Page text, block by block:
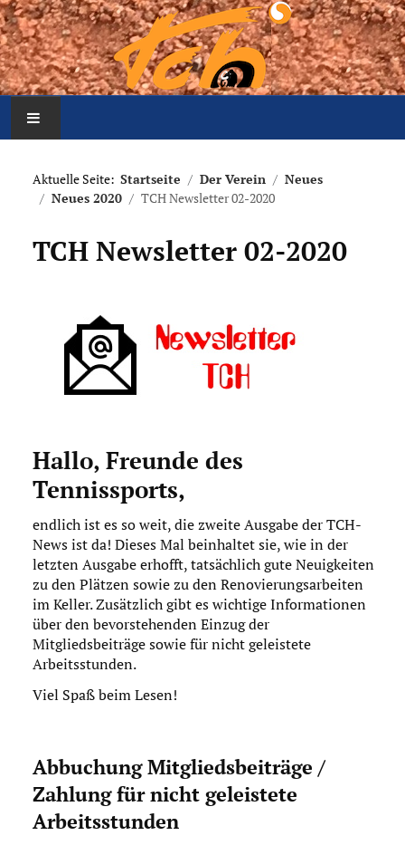
Aktuelles
Mannschaften
Platzbelegung
Meldung Arbeitseinsatz
Impressum
Datenschutz
Aktuelle Seite: Startseite Der Verein
Neues
Neues 2020
TCH Newsletter 02-2020
TCH Newsletter 02-2020
Hallo, Freunde des
Tennissports,
endlich ist es so weit, die zweite Ausgabe der TCH-
News ist da! Dieses Mal beinhaltet sie, wie in der
letzten Ausgabe erhofft, tatsächlich gute Neuigkeiten
zu den Plätzen sowie zu den Renovierungsarbeiten
im Keller. Zusätzlich gibt es wichtige Informationen
über den bevorstehenden Einzug der
Mitgliedsbeiträge sowie für nicht geleistete
Arbeitsstunden.
Viel Spaß beim Lesen!
Abbuchung Mitgliedsbeiträge /
Zahlung für nicht geleistete
Arbeitsstunden